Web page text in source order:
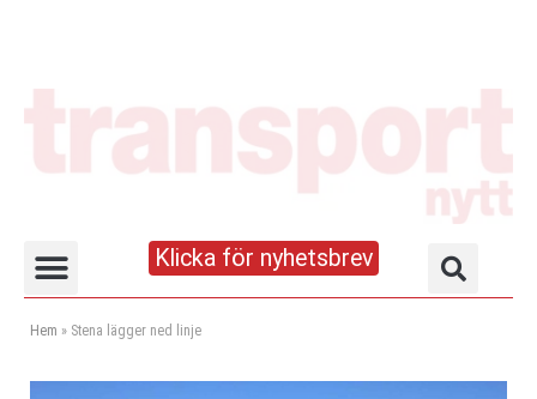
Klicka för nyhetsbrev
Hem » Stena lägger ned linje